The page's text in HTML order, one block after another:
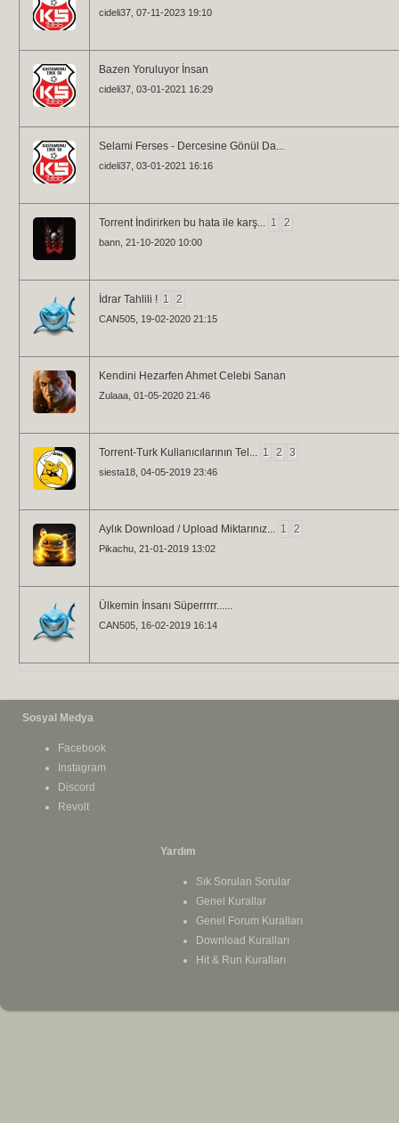
cideli37 , 07-11-2023 19:10
Bazen Yoruluyor İnsan
cideli37 , 03-01-2021 16:29
Selami Ferses - Dercesine Gönül Da...
cideli37 , 03-01-2021 16:16
Torrent İndirirken bu hata ile karş... 1 2
bann , 21-10-2020 10:00
İdrar Tahlili ! 1 2
CAN505 , 19-02-2020 21:15
Kendini Hezarfen Ahmet Celebi Sanan
Zulaaa , 01-05-2020 21:46
Torrent-Turk Kullanıcılarının Tel... 1 2 3
siesta18 , 04-05-2019 23:46
Aylık Download / Upload Miktarınız... 1 2
Pikachu , 21-01-2019 13:02
Ülkemin İnsanı Süperrrrr......
CAN505 , 16-02-2019 16:14
Sosyal Medya
Facebook
Instagram
Discord
Revolt
Yardım
Sık Sorulan Sorular
Genel Kurallar
Genel Forum Kuralları
Download Kuralları
Hit & Run Kuralları